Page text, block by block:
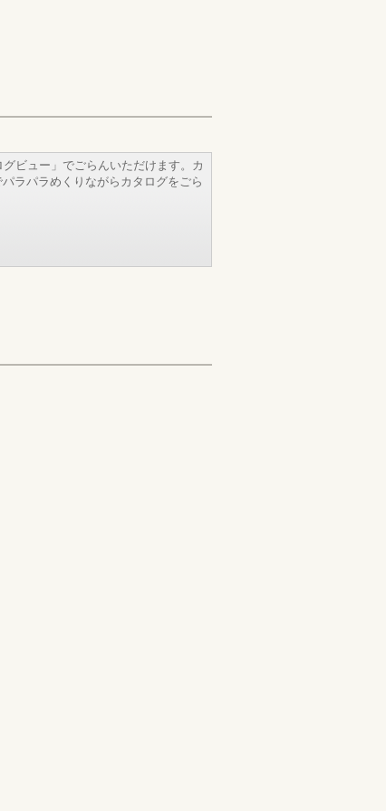
ビュー」でごらんいただけます。カ
ラパラめくりながらカタログをごら